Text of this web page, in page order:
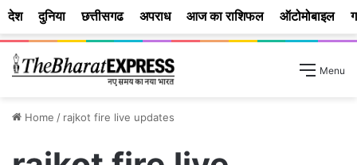
Menu
Home / rajkot fire live updates
देश दुनिया छत्तीसगढ अपराध आज का राशिफल ऑटोमोबाइल